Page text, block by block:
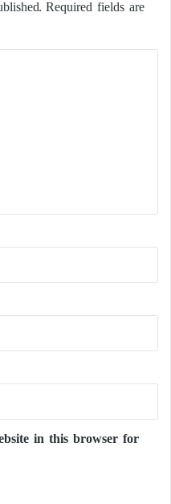
Required fields are
in this browser for